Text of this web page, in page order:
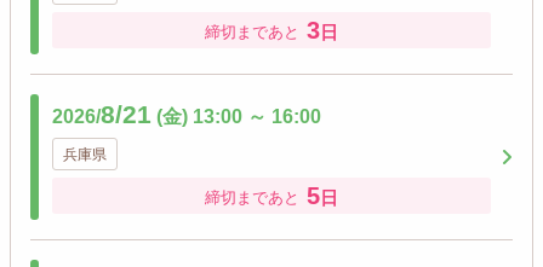
締切まであと 3日
2026/8/21 (金) 13:00 ～ 16:00
兵庫県
締切まであと 5日